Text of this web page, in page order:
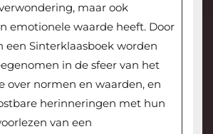
maar ook
emotionele waarde heeft. Door
een Sinterklaasboek worden
in de sfeer van het
over normen en waarden, en
herinneringen met hun
van een